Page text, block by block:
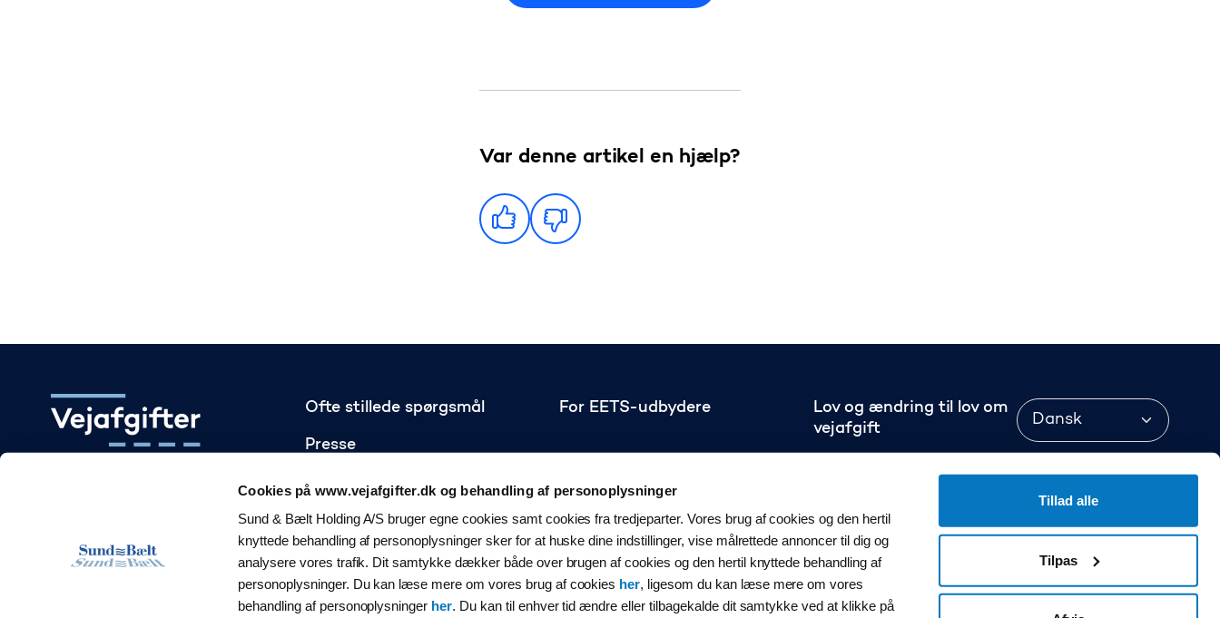
Cookies på www.vejafgifter.dk og behandling af personoplysninger
Sund & Bælt Holding A/S bruger egne cookies samt cookies fra tredjeparter. Vores brug af cookies og den hertil
knyttede behandling af personoplysninger sker for at huske dine indstillinger, vise målrettede annoncer til dig og
analysere vores trafik. Dit samtykke dækker både over brugen af cookies og den hertil knyttede behandling af
personoplysninger. Du kan læse mere om vores brug af cookies her, ligesom du kan læse mere om vores
behandling af personoplysninger her. Du kan til enhver tid ændre eller tilbagekalde dit samtykke ved at klikke på
Tillad alle
Tilpas
Var denne artikel en hjælp?
Gå til startsiden
Ofte stillede spørgsmål
Presse
Statistik
Om ordningen
Transportministeriet
Skatteministeriet
For EETS-udbydere
Lov og ændring til lov om
vejafgift
Tilgængelighedserklæring
Vejafgifter.dk
Tilgængelighedserklæring
Language